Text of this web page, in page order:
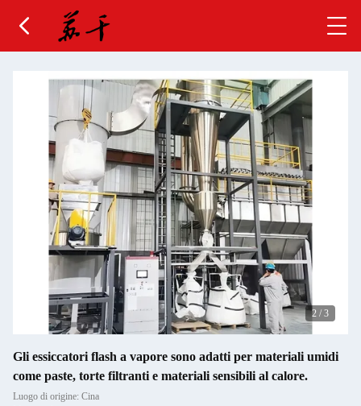
2 / 3
Gli essiccatori flash a vapore sono adatti per materiali umidi
come paste, torte filtranti e materiali sensibili al calore.
Luogo di origine: Cina